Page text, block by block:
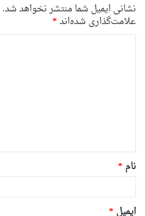
نشانی ایمیل شما منتشر نخواهد شد.
علامت‌گذاری شده‌اند*
*
نام *
ایمیل *